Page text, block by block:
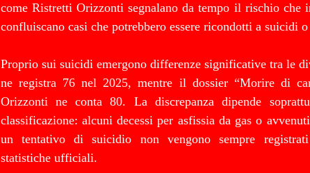
come Ristretti Orizzonti segnalano da tempo il rischio che
confluiscano casi che potrebbero essere ricondotti a suicidi o
Proprio sui suicidi emergono differenze significative tra le
ne registra 76 nel 2025, mentre il dossier “Morire di
Orizzonti ne conta 80. La discrepanza dipende
classificazione: alcuni decessi per asfissia da gas o
un tentativo di suicidio non vengono sempre
statistiche ufficiali.